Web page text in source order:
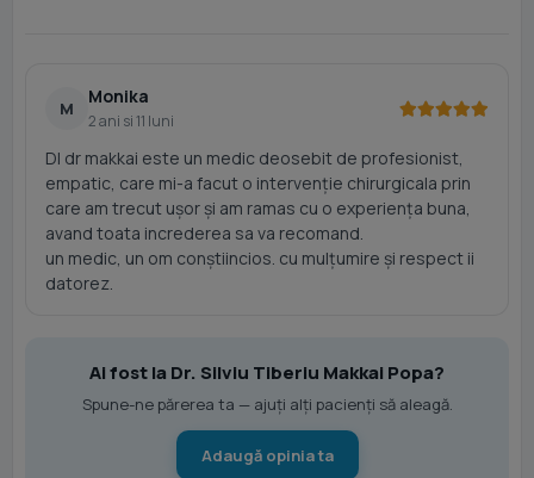
M
Monika
2 ani si 11 luni
Dl dr makkai este un medic deosebit de profesionist,
empatic, care mi-a facut o intervenție chirurgicala prin
care am trecut ușor și am ramas cu o experiența buna,
avand toata increderea sa va recomand.
un medic, un om conștiincios. cu mulțumire și respect ii
datorez.
Ai fost la Dr. Silviu Tiberiu Makkai Popa?
Spune-ne părerea ta — ajuți alți pacienți să aleagă.
Adaugă opinia ta